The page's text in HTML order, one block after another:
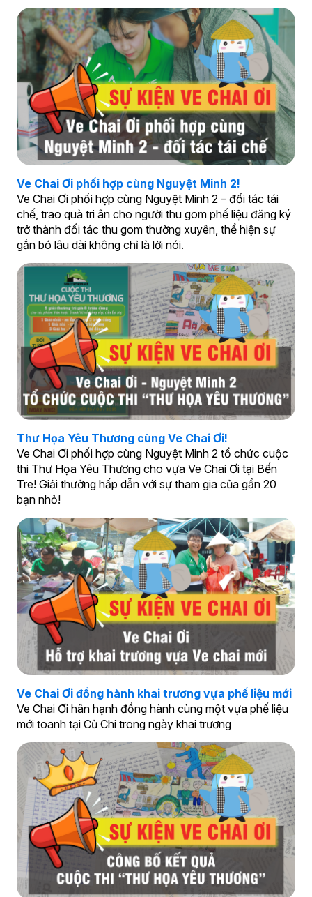
Ve Chai Ơi phối hợp cùng Nguyệt Minh 2!
Ve Chai Ơi phối hợp cùng Nguyệt Minh 2 – đối tác tái
chế, trao quà tri ân cho người thu gom phế liệu đăng ký
trở thành đối tác thu gom thường xuyên, thể hiện sự
gắn bó lâu dài không chỉ là lời nói.
Thư Họa Yêu Thương cùng Ve Chai Ơi!
Ve Chai Ơi phối hợp cùng Nguyệt Minh 2 tổ chức cuộc
thi Thư Họa Yêu Thương cho vựa Ve Chai Ơi tại Bến
Tre! Giải thưởng hấp dẫn với sự tham gia của gần 20
bạn nhỏ!
Ve Chai Ơi đồng hành khai trương vựa phế liệu mới
Ve Chai Ơi hân hạnh đồng hành cùng một vựa phế liệu
mới toanh tại Củ Chi trong ngày khai trương